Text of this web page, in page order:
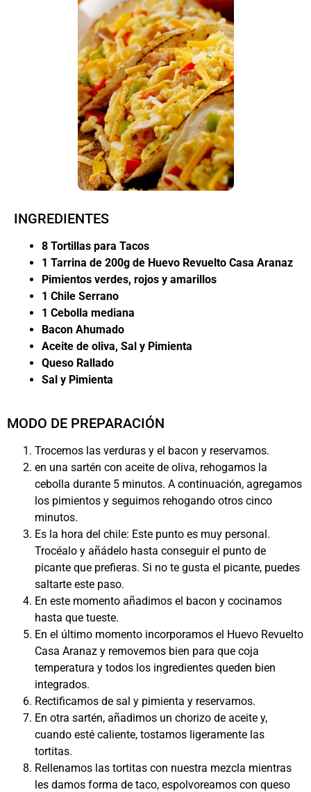
INGREDIENTES
8 Tortillas para Tacos
1 Tarrina de 200g de Huevo Revuelto Casa Aranaz
Pimientos verdes, rojos y amarillos
1 Chile Serrano
1 Cebolla mediana
Bacon Ahumado
Aceite de oliva, Sal y Pimienta
Queso Rallado
Sal y Pimienta
MODO DE PREPARACIÓN
Trocemos las verduras y el bacon y reservamos.
en una sartén con aceite de oliva, rehogamos la
cebolla durante 5 minutos. A continuación, agregamos
los pimientos y seguimos rehogando otros cinco
minutos.
Es la hora del chile: Este punto es muy personal.
Trocéalo y añádelo hasta conseguir el punto de
picante que prefieras. Si no te gusta el picante, puedes
saltarte este paso.
En este momento añadimos el bacon y cocinamos
hasta que tueste.
En el último momento incorporamos el Huevo Revuelto
Casa Aranaz y removemos bien para que coja
temperatura y todos los ingredientes queden bien
integrados.
Rectificamos de sal y pimienta y reservamos.
En otra sartén, añadimos un chorizo de aceite y,
cuando esté caliente, tostamos ligeramente las
tortitas.
Rellenamos las tortitas con nuestra mezcla mientras
les damos forma de taco, espolvoreamos con queso